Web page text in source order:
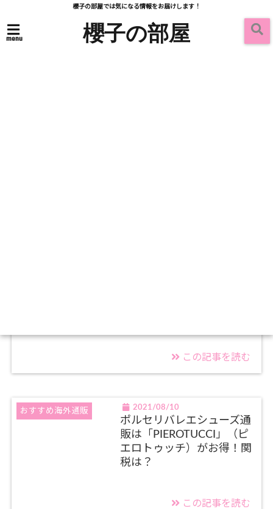
櫻子の部屋では気になる情報をお届けします！
menu 櫻子の部屋
この記事を読む
おすすめ海外通販 2021/08/10
ポルセリバレエシューズ通
販は「PIEROTUCCI」（ピ
エロトゥッチ）がお得！関
税は？
この記事を読む